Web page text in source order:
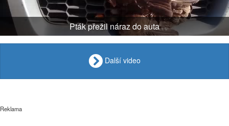
Pták přežil náraz do auta
Další video
Reklama